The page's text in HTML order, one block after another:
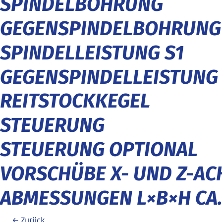
GEGENSPINDELBOHRUNG
SPINDELLEISTUNG S1
GEGENSPINDELLEISTUNG
REITSTOCKKEGEL
STEUERUNG
STEUERUNG OPTIONAL
VORSCHÜBE X- UND Z-
ABMESSUNGEN L×B×H CA.